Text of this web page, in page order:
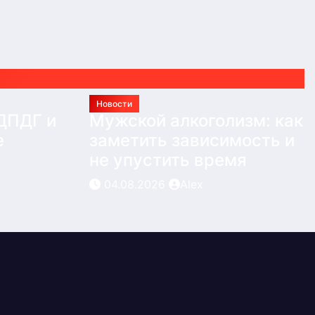
Новости